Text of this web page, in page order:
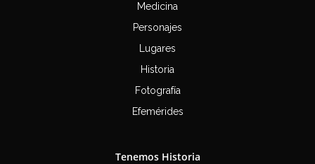
Medicina
Personajes
Lugares
Historia
Fotografía
Efemérides
Tenemos Historia